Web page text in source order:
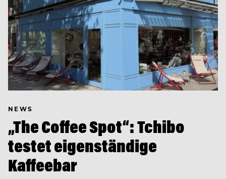
NEWS
„The Coffee Spot“: Tchibo
testet eigenständige
Kaffeebar